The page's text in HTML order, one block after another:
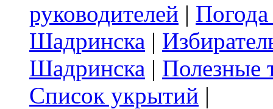
руководителей |
Шадринска |
Шадринска | Полезные
Список укрытий |